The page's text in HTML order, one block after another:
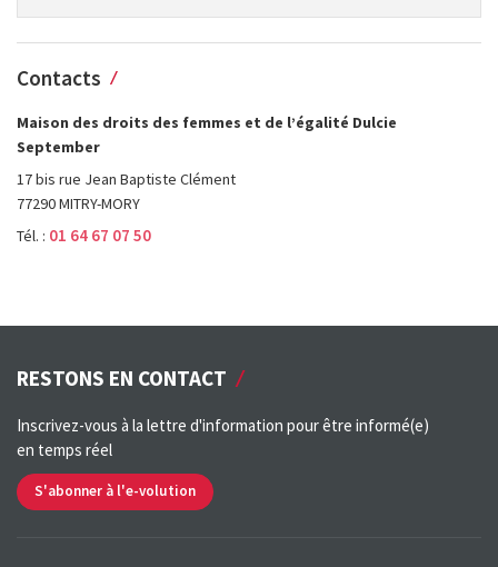
Contacts
Maison des droits des femmes et de l’égalité Dulcie
September
17 bis rue Jean Baptiste Clément
77290 MITRY-MORY
Tél. : 01 64 67 07 50
RESTONS EN CONTACT
Inscrivez-vous à la lettre d'information pour être informé(e)
en temps réel
S'abonner à l'e-volution